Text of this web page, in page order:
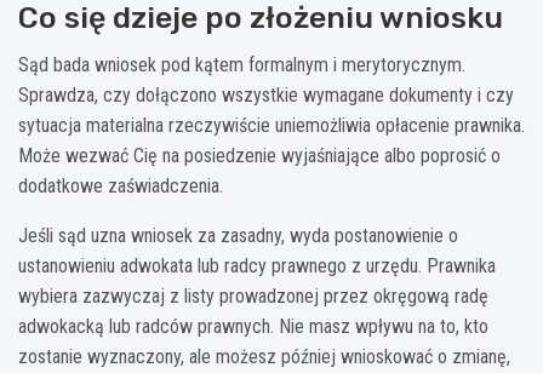
Co się dzieje po złożeniu wniosku
Sąd bada wniosek pod kątem formalnym i merytorycznym.
Sprawdza, czy dołączono wszystkie wymagane dokumenty i czy
sytuacja materialna rzeczywiście uniemożliwia opłacenie prawnika.
Może wezwać Cię na posiedzenie wyjaśniające albo poprosić o
dodatkowe zaświadczenia.
Jeśli sąd uzna wniosek za zasadny, wyda postanowienie o
ustanowieniu adwokata lub radcy prawnego z urzędu. Prawnika
wybiera zazwyczaj z listy prowadzonej przez okręgową radę
adwokacką lub radców prawnych. Nie masz wpływu na to, kto
zostanie wyznaczony, ale możesz później wnioskować o zmianę,